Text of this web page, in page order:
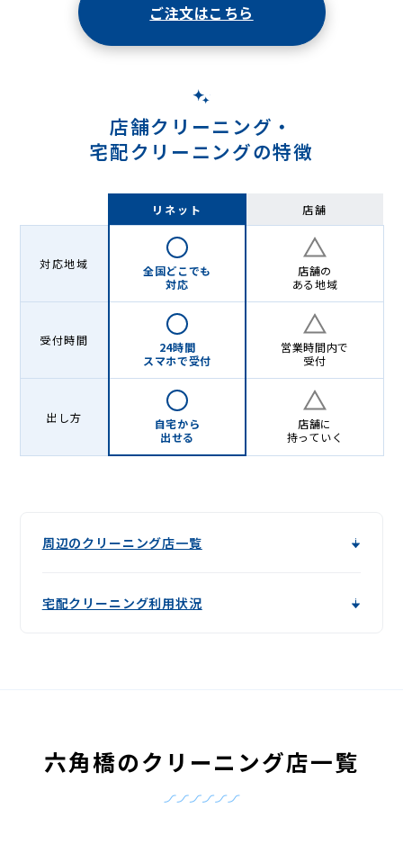
ご注文はこちら
店舗クリーニング・
宅配クリーニングの特徴
リネット 店舗
対応地域
全国どこでも
対応
店舗の
ある地域
受付時間
24時間
スマホで受付
営業時間内で
受付
出し方
自宅から
出せる
店舗に
持っていく
周辺のクリーニング店一覧
宅配クリーニング利用状況
六角橋のクリーニング店一覧